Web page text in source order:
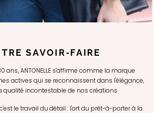
SAVOIR-FAIRE
ans, ANTONELLE s'affirme comme la marque
actives qui se reconnaissent dans l'élégance,
qualité incontestable de nos créations.
c'est le travail du détail : l'art du prêt-à-porter à la